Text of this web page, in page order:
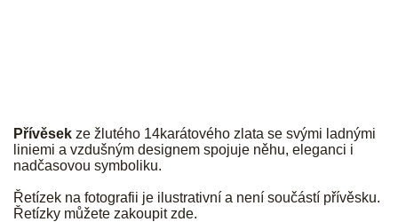
Přívěsek ze žlutého 14karátového zlata se svými ladnými
liniemi a vzdušným designem spojuje něhu, eleganci i
nadčasovou symboliku.
Řetízek na fotografii je ilustrativní a není součástí přívěsku.
Řetízky můžete zakoupitzde.